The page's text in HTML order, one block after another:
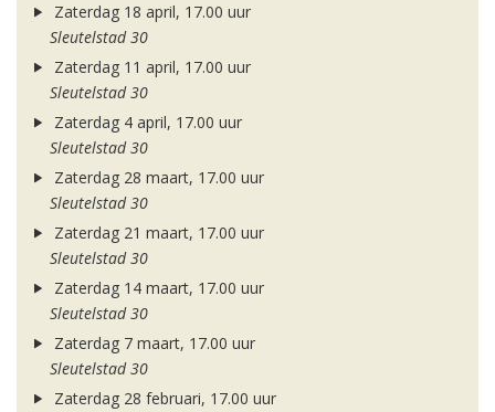
Zaterdag 18 april, 17.00 uur
Sleutelstad 30
Zaterdag 11 april, 17.00 uur
Sleutelstad 30
Zaterdag 4 april, 17.00 uur
Sleutelstad 30
Zaterdag 28 maart, 17.00 uur
Sleutelstad 30
Zaterdag 21 maart, 17.00 uur
Sleutelstad 30
Zaterdag 14 maart, 17.00 uur
Sleutelstad 30
Zaterdag 7 maart, 17.00 uur
Sleutelstad 30
Zaterdag 28 februari, 17.00 uur